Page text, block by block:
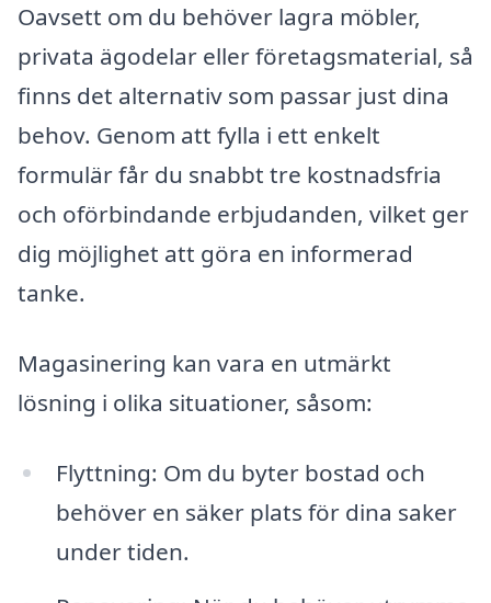
Oavsett om du behöver lagra möbler,
privata ägodelar eller företagsmaterial, så
finns det alternativ som passar just dina
behov. Genom att fylla i ett enkelt
formulär får du snabbt tre kostnadsfria
och oförbindande erbjudanden, vilket ger
dig möjlighet att göra en informerad
tanke.
Magasinering kan vara en utmärkt
lösning i olika situationer, såsom:
Flyttning: Om du byter bostad och
behöver en säker plats för dina saker
under tiden.